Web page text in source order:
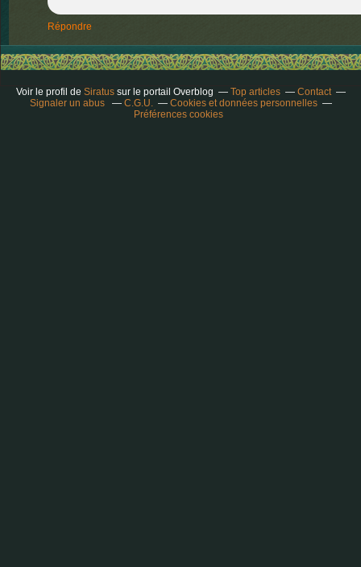
Répondre
Voir le profil de Siratussur le portail Overblog Top articles
Contact
Signaler un abus
C.G.U.
Cookies et données personnelles
Préférences cookies